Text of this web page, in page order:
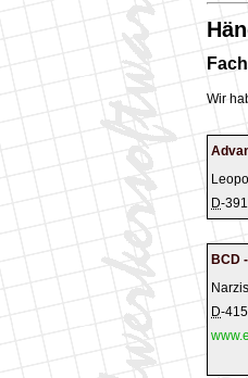
Wir
D-
BCD
D-